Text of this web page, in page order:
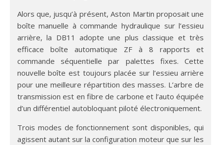
Alors que, jusqu’à présent, Aston Martin proposait une
boîte manuelle à commande hydraulique sur l’essieu
arrière, la DB11 adopte une plus classique et très
efficace boîte automatique ZF à 8 rapports et
commande séquentielle par palettes fixes. Cette
nouvelle boîte est toujours placée sur l’essieu arrière
pour une meilleure répartition des masses. L’arbre de
transmission est en fibre de carbone et l’auto équipée
d’un différentiel autobloquant piloté électroniquement.
Trois modes de fonctionnement sont disponibles, qui
agissent autant sur la configuration moteur que sur les